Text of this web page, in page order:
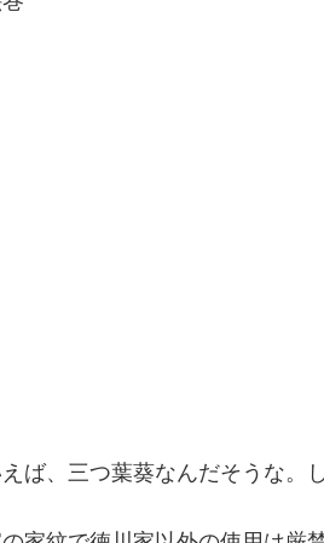
ば、三つ葉葵なんだそうな。